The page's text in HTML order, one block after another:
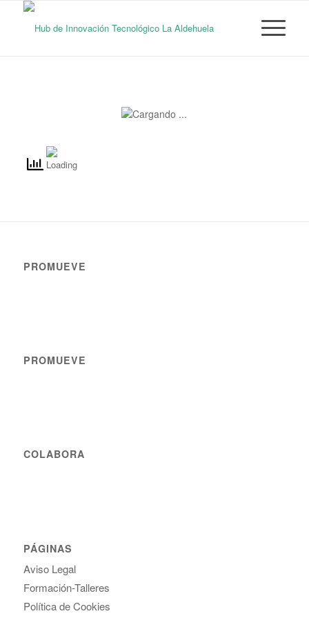
PROMUEVE
PROMUEVE
COLABORA
PÁGINAS
Aviso Legal
Formación-Talleres
Política de Cookies